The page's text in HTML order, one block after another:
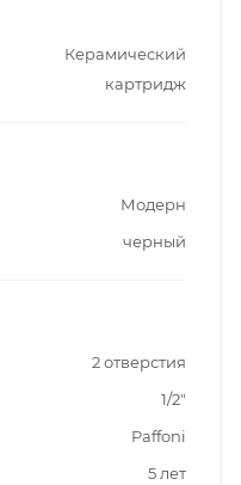
Керамический
картридж
Модерн
черный
2 отверстия
1/2"
Paffoni
5 лет